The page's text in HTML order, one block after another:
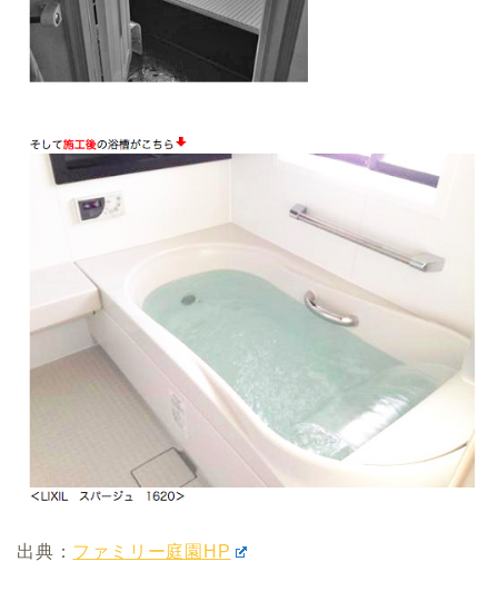
出典： ファミリー庭園HP